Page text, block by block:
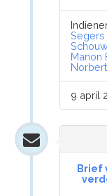
Segers
Manon
9 april
Brief